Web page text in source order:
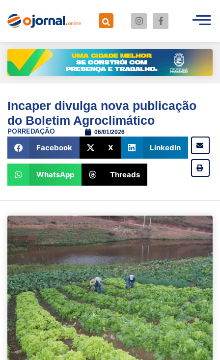
Incaper divulga nova publicação
do Boletim Agroclimático
PORREDAÇÃO 06/01/2026
Facebook X LinkedIn
WhatsApp Threads